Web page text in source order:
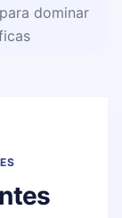
dominar